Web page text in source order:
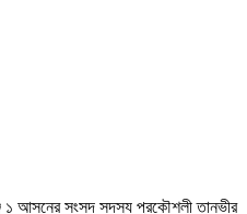
১ আসনের সংসদ সদস্য প্রকৌশলী তানভীর